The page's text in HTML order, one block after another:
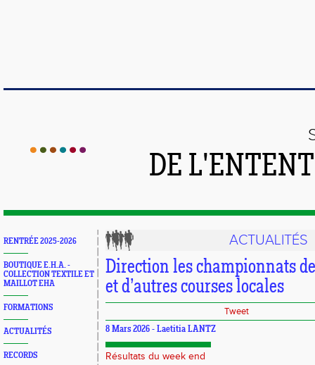
DE
RENTRÉE 2025-2026
BOUTIQUE E.H.A. -
COLLECTION TEXTILE ET
MAILLOT EHA
FORMATIONS
ACTUALITÉS
RECORDS
ACTUALITÉS
Direction les championnats
et d’autres courses locales
Tweet
8 Mars 2026 - Laetitia LANTZ
Résultats du week end